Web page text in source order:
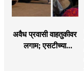
अवैध प्रवासी वाहतुकीवर
लगाम; एसटीच्या